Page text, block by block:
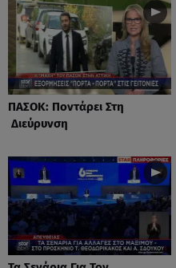
ΠΑΣΟΚ: Ποντάρει Στη
Διεύρυνση